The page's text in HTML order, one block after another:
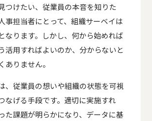
つけたい、従業員の本音を知りた
事担当者にとって、組織サーベイは
なります。しかし、何から始めれば
活用すればよいのか、分からないと
ありません。
、従業員の想いや組織の状態を可視
なげる手段です。適切に実施すれ
た課題が明らかになり、データに基